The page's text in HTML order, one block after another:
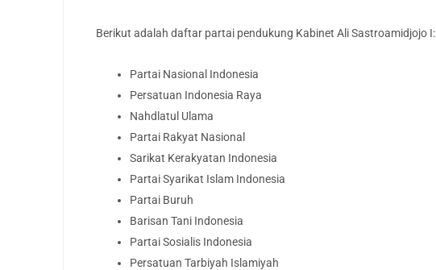
Berikut adalah daftar partai pendukung Kabinet Ali Sastroamidjojo I:
Partai Nasional Indonesia
Persatuan Indonesia Raya
Nahdlatul Ulama
Partai Rakyat Nasional
Sarikat Kerakyatan Indonesia
Partai Syarikat Islam Indonesia
Partai Buruh
Barisan Tani Indonesia
Partai Sosialis Indonesia
Persatuan Tarbiyah Islamiyah